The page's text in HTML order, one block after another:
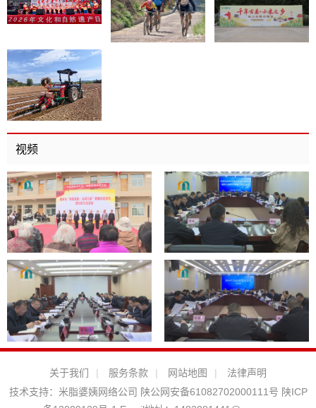
视频
关于我们 | 服务条款 | 网站地图 |
法律声明
技术支持： 米脂婆姨网络公司 陕公网安备61082702000111号 陕ICP